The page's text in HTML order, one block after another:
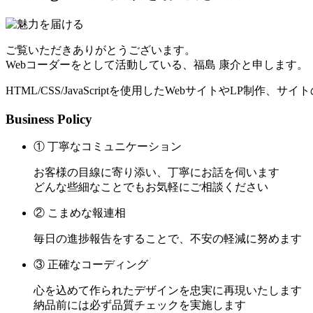
ご覧いただきありがとうございます。
Webコーダーをとして活動している、福島 康介と申します。
HTML/CSS/JavaScriptを使用したWebサイトやLP制作、サイ
Business Policy
① 丁寧なコミュニケーション
お客様の目線に寄り添い、丁寧にお話を伺います
どんな些細なことでもお気軽にご相談ください
② こまめな報連相
毎日の進捗報告をすることで、不安の軽減に努めます
③ 正確なコーディング
心を込めて作られたデザインを忠実に再現いたします
納品前には必ず品質チェックを実施します